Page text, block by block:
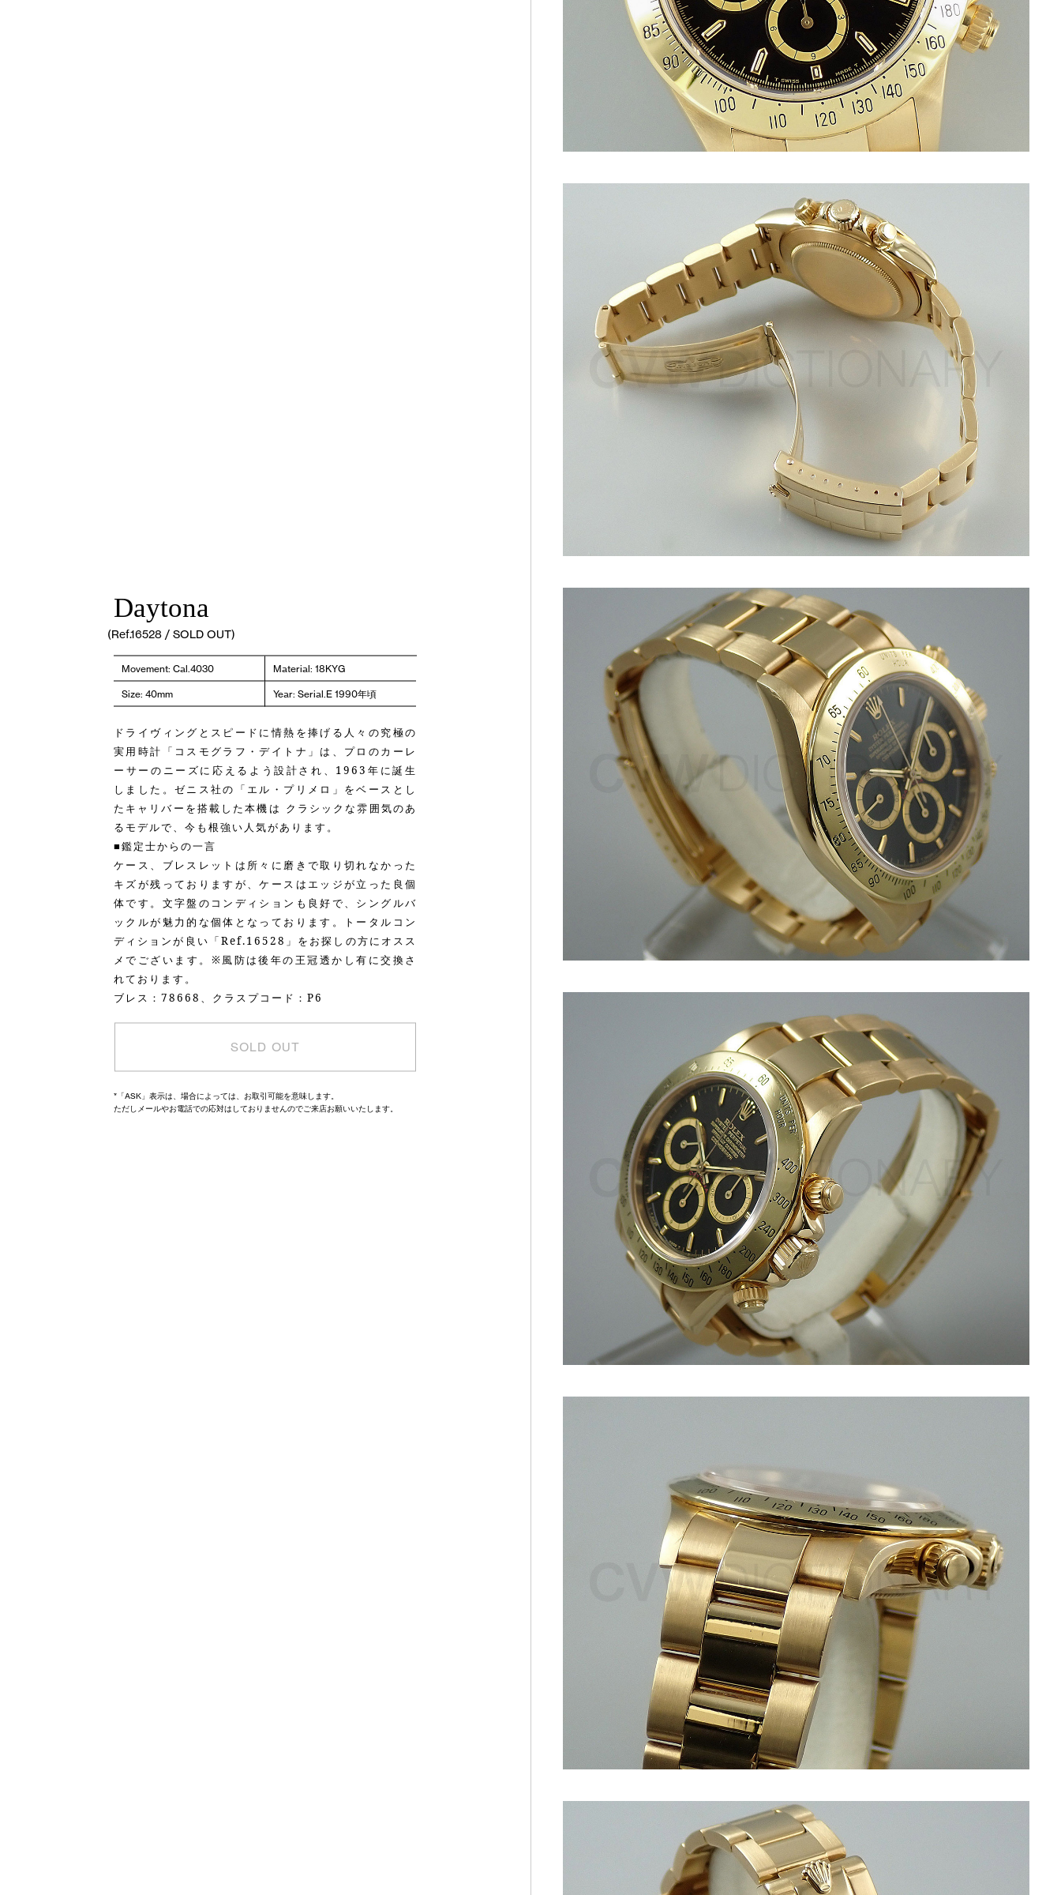
Daytona
(Ref.16528 / SOLD OUT)
Movement: Cal.4030 Material: 18KYG
Size: 40mm Year: Serial.E 1990年頃
ドライヴィングとスピードに情熱を捧げる人々の究極の
実用時計「コスモグラフ・デイトナ」は、プロのカーレ
ーサーのニーズに応えるよう設計され、1963年に誕生
しました。ゼニス社の「エル・プリメロ」をベースとし
たキャリバーを搭載した本機は クラシックな雰囲気のあ
るモデルで、今も根強い人気があります。
■鑑定士からの一言
ケース、ブレスレットは所々に磨きで取り切れなかった
キズが残っておりますが、ケースはエッジが立った良個
体です。文字盤のコンディションも良好で、シングルバ
ックルが魅力的な個体となっております。トータルコン
ディションが良い「Ref.16528」をお探しの方にオスス
メでございます。※風防は後年の王冠透かし有に交換さ
れております。
ブレス：78668、クラスプコード：P6
SOLD OUT
*「ASK」表示は、場合によっては、お取引可能を意味します。
ただしメールやお電話での応対はしておりませんのでご来店お願いいたします。